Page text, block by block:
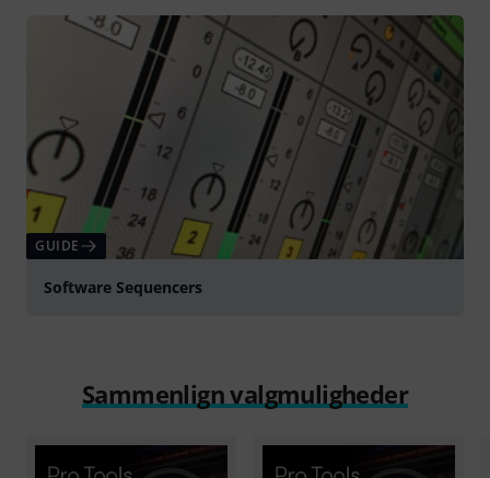
GUIDE
Software Sequencers
Sammenlign valgmuligheder